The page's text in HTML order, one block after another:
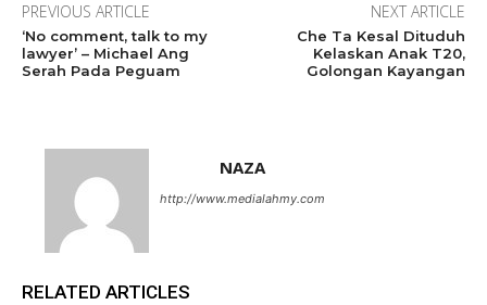
PREVIOUS ARTICLE
‘No comment, talk to my
lawyer’ – Michael Ang
Serah Pada Peguam
NEXT ARTICLE
Che Ta Kesal Dituduh
Kelaskan Anak T20,
Golongan Kayangan
NAZA
http://www.medialahmy.com
RELATED ARTICLES